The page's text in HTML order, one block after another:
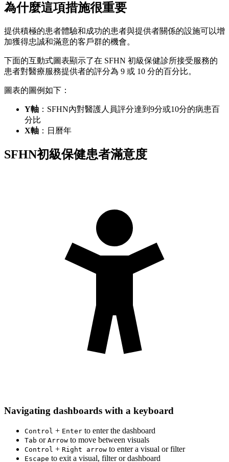
為什麼這項措施很重要
提供積極的患者體驗和成功的患者與提供者關係的設施可以增
加獲得忠誠和滿意的客戶群的機會。
下面的互動式圖表顯示了在 SFHN 初級保健診所接受服務的
患者對醫療服務提供者的評分為 9 或 10 分的百分比。
圖表的圖例如下：
Y軸 ：SFHN內對醫護人員評分達到9分或10分的病患百
分比
X軸 ：日曆年
SFHN初級保健患者滿意度
Navigating dashboards with a keyboard
Control + Enter to enter the dashboard
Tab or Arrow to move between visuals
Control + Right arrow to enter a visual or filter
Escape to exit a visual, filter or dashboard